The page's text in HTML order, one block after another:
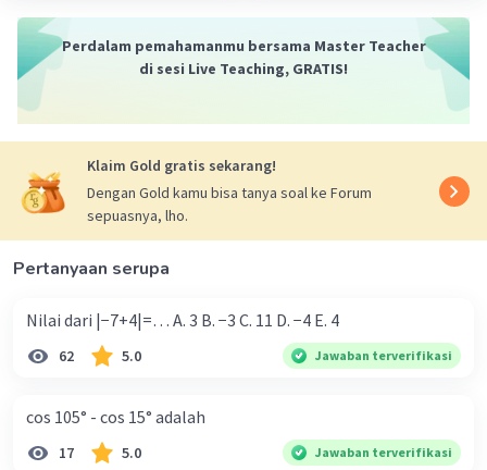
Perdalam pemahamanmu bersama Master Teacher
di sesi Live Teaching, GRATIS!
Klaim Gold gratis sekarang!
Dengan Gold kamu bisa tanya soal ke Forum
sepuasnya, lho.
Pertanyaan serupa
Nilai dari |−7+4|=… A. 3 B. −3 C. 11 D. −4 E. 4
62 5.0 Jawaban terverifikasi
cos 105° - cos 15° adalah
17 5.0 Jawaban terverifikasi